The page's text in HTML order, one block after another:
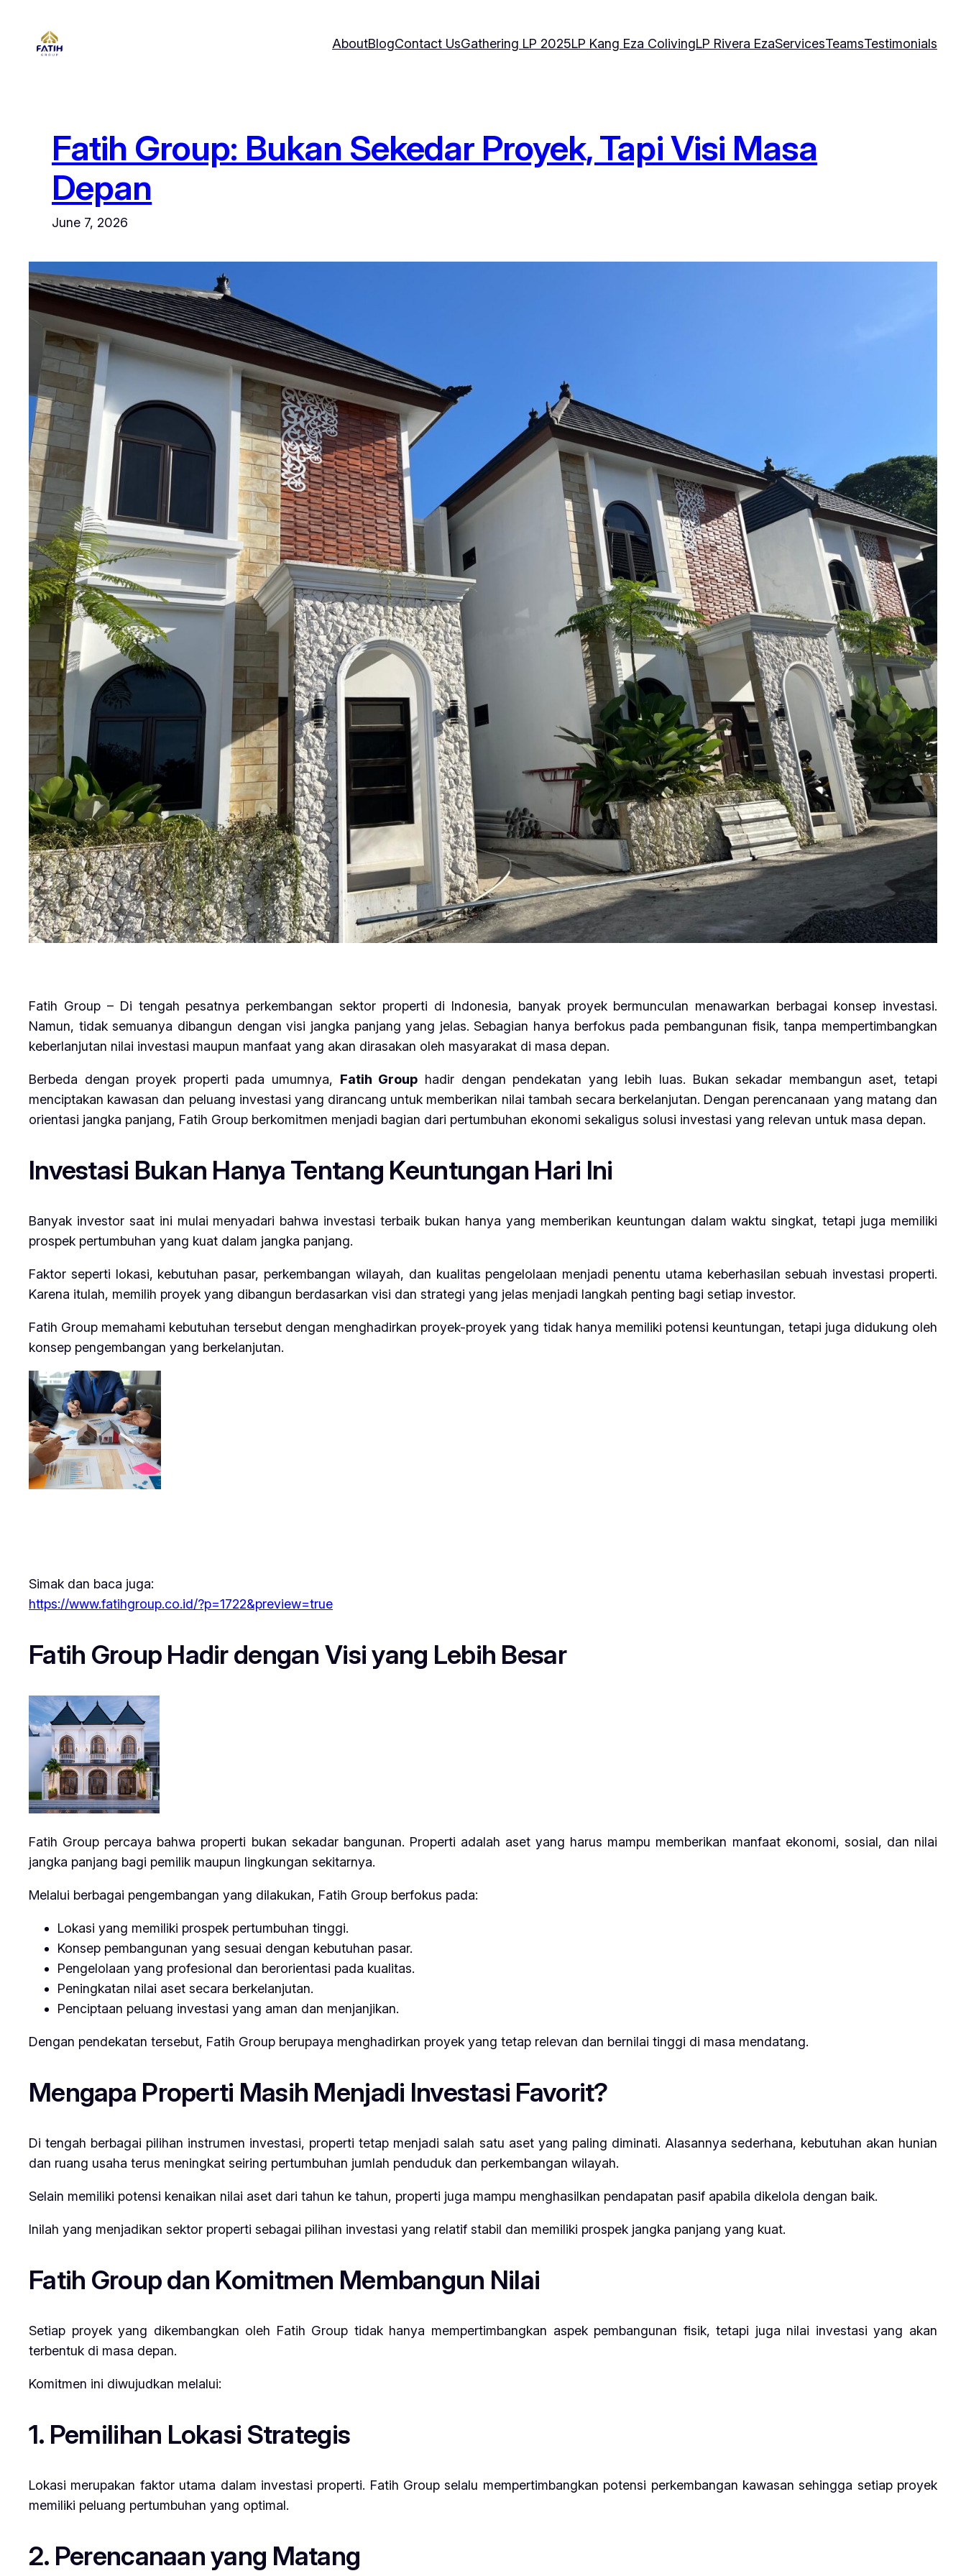
content
AboutBlogContact UsGathering LP 2025LP Kang Eza ColivingLP Rivera EzaServicesTeamsTestimonials
Fatih Group: Bukan Sekedar Proyek, Tapi Visi Masa
Depan
June 7, 2026
Fatih Group – Di tengah pesatnya perkembangan sektor properti di Indonesia, banyak proyek bermunculan menawarkan berbagai konsep investasi.
Namun, tidak semuanya dibangun dengan visi jangka panjang yang jelas. Sebagian hanya berfokus pada pembangunan fisik, tanpa mempertimbangkan
keberlanjutan nilai investasi maupun manfaat yang akan dirasakan oleh masyarakat di masa depan.
Berbeda dengan proyek properti pada umumnya, Fatih Group hadir dengan pendekatan yang lebih luas. Bukan sekadar membangun aset, tetapi
menciptakan kawasan dan peluang investasi yang dirancang untuk memberikan nilai tambah secara berkelanjutan. Dengan perencanaan yang matang dan
orientasi jangka panjang, Fatih Group berkomitmen menjadi bagian dari pertumbuhan ekonomi sekaligus solusi investasi yang relevan untuk masa depan.
Investasi Bukan Hanya Tentang Keuntungan Hari Ini
Banyak investor saat ini mulai menyadari bahwa investasi terbaik bukan hanya yang memberikan keuntungan dalam waktu singkat, tetapi juga memiliki
prospek pertumbuhan yang kuat dalam jangka panjang.
Faktor seperti lokasi, kebutuhan pasar, perkembangan wilayah, dan kualitas pengelolaan menjadi penentu utama keberhasilan sebuah investasi properti.
Karena itulah, memilih proyek yang dibangun berdasarkan visi dan strategi yang jelas menjadi langkah penting bagi setiap investor.
Fatih Group memahami kebutuhan tersebut dengan menghadirkan proyek-proyek yang tidak hanya memiliki potensi keuntungan, tetapi juga didukung oleh
konsep pengembangan yang berkelanjutan.
Simak dan baca juga:
https://www.fatihgroup.co.id/?p=1722&preview=true
Fatih Group Hadir dengan Visi yang Lebih Besar
Fatih Group percaya bahwa properti bukan sekadar bangunan. Properti adalah aset yang harus mampu memberikan manfaat ekonomi, sosial, dan nilai
jangka panjang bagi pemilik maupun lingkungan sekitarnya.
Melalui berbagai pengembangan yang dilakukan, Fatih Group berfokus pada:
Lokasi yang memiliki prospek pertumbuhan tinggi.
Konsep pembangunan yang sesuai dengan kebutuhan pasar.
Pengelolaan yang profesional dan berorientasi pada kualitas.
Peningkatan nilai aset secara berkelanjutan.
Penciptaan peluang investasi yang aman dan menjanjikan.
Dengan pendekatan tersebut, Fatih Group berupaya menghadirkan proyek yang tetap relevan dan bernilai tinggi di masa mendatang.
Mengapa Properti Masih Menjadi Investasi Favorit?
Di tengah berbagai pilihan instrumen investasi, properti tetap menjadi salah satu aset yang paling diminati. Alasannya sederhana, kebutuhan akan hunian
dan ruang usaha terus meningkat seiring pertumbuhan jumlah penduduk dan perkembangan wilayah.
Selain memiliki potensi kenaikan nilai aset dari tahun ke tahun, properti juga mampu menghasilkan pendapatan pasif apabila dikelola dengan baik.
Inilah yang menjadikan sektor properti sebagai pilihan investasi yang relatif stabil dan memiliki prospek jangka panjang yang kuat.
Fatih Group dan Komitmen Membangun Nilai
Setiap proyek yang dikembangkan oleh Fatih Group tidak hanya mempertimbangkan aspek pembangunan fisik, tetapi juga nilai investasi yang akan
terbentuk di masa depan.
Komitmen ini diwujudkan melalui:
1. Pemilihan Lokasi Strategis
Lokasi merupakan faktor utama dalam investasi properti. Fatih Group selalu mempertimbangkan potensi perkembangan kawasan sehingga setiap proyek
memiliki peluang pertumbuhan yang optimal.
2. Perencanaan yang Matang